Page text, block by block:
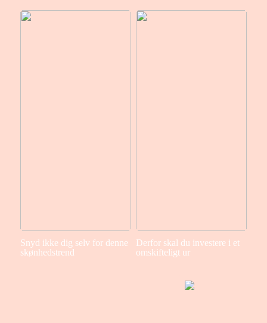
Snyd ikke dig selv for denne
skønhedstrend
Derfor skal du investere i et
omskifteligt ur